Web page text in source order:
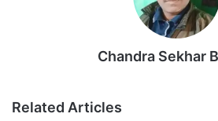
Chandra Sekhar
Related Articles